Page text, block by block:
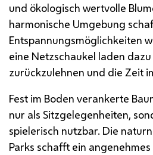
und ökologisch wertvolle
harmonische Umgebung
Entspannungsmöglichkeiten
eine Netzschaukel laden dazu
zurückzulehnen und die Zeit
Fest im Boden verankerte
nur als Sitzgelegenheiten,
spielerisch nutzbar. Die
Parks schafft ein